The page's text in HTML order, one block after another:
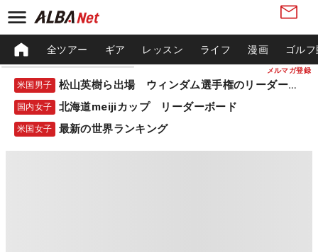
メルマガ登録
全ツアー ギア レッスン ライフ 漫画 ゴル
米国男子 松山英樹ら出場 ウィンダム選手権のリーダーボード
国内女子 北海道meijiカップ リーダーボード
米国女子 最新の世界ランキング